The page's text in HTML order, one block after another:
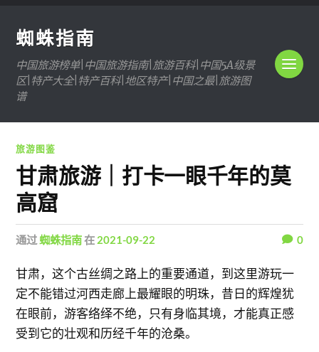
蜘蛛指南
中国旅游榜单|中国旅游指南|旅游百科|中国5A级景
区|特产大全|特产百科|地区特产|中国之最|旅游图
谱
旅游图鉴
甘肃旅游｜打卡一眼千年的莫
高窟
通过蜘蛛指南在 2021-09-22 0
甘肃，这个古丝绸之路上的重要通道，到这里游玩一
定不能错过河西走廊上最耀眼的明珠，昔日的辉煌犹
在眼前，游客络绎不绝，只有身临其境，才能真正感
受到它的壮观和历经千年的沧桑。